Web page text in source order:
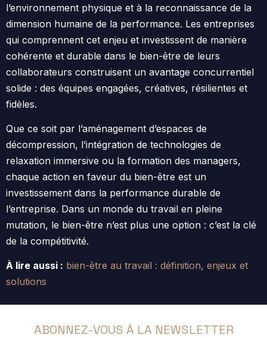
l’environnement physique et à la reconnaissance de la
dimension humaine de la performance. Les entreprises
qui comprennent cet enjeu et investissent de manière
cohérente et durable dans le bien-être de leurs
collaborateurs construisent un avantage concurrentiel
solide : des équipes engagées, créatives, résilientes et
fidèles.
Que ce soit par l’aménagement d’espaces de
décompression, l’intégration de technologies de
relaxation immersive ou la formation des managers,
chaque action en faveur du bien-être est un
investissement dans la performance durable de
l’entreprise. Dans un monde du travail en pleine
mutation, le bien-être n’est plus une option : c’est la clé
de la compétitivité.
À lire aussi : bien-être au travail : définition, enjeux et
solutions
ABONNEZ-VOUS À LA NEWSLETTER